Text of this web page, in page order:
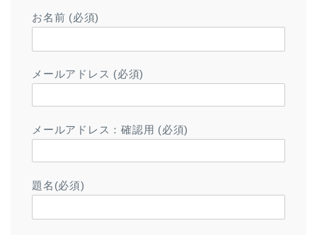
お名前 (必須)
メールアドレス (必須)
メールアドレス：確認用 (必須)
題名(必須)